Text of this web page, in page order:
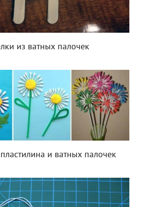
из ватных палочек
и ватных палочек